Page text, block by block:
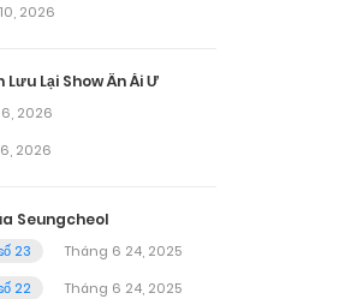
2026
Lại Show Ân Ái Ư
2026
2026
Seungcheol
23
Tháng 6 24, 2025
22
Tháng 6 24, 2025